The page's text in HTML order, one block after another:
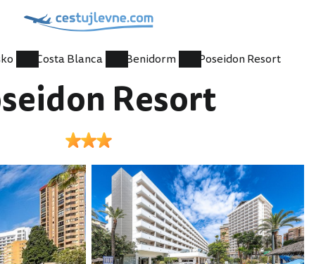
Costa Blanca Benidorm Poseidon Resort
Resort